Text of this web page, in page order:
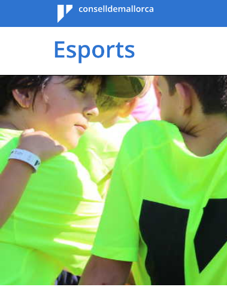
Consell de
Mallorca